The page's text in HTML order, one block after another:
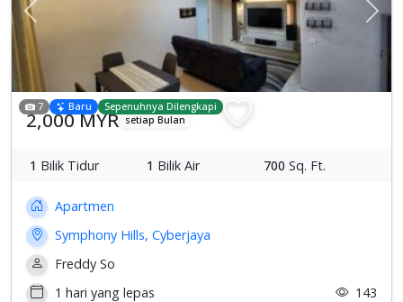
Previous
7 Baru Sepenuhnya Dilengkapi
2,000 MYR setiap Bulan
1 Bilik Tidur 1 Bilik Air 700 Sq. Ft.
Apartmen
Symphony Hills, Cyberjaya
Freddy So
1 hari yang lepas
143